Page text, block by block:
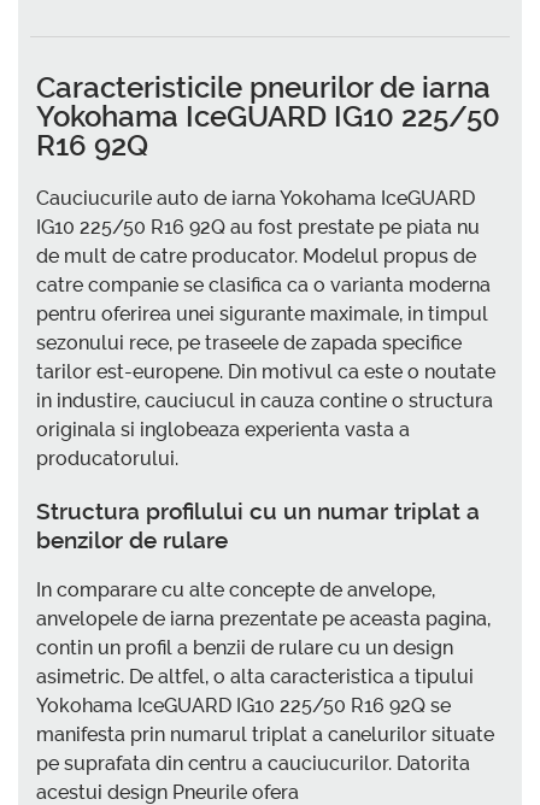
Caracteristicile pneurilor de iarna
Yokohama IceGUARD IG10 225/50
R16 92Q
Cauciucurile auto de iarna Yokohama IceGUARD
IG10 225/50 R16 92Q au fost prestate pe piata nu
de mult de catre producator. Modelul propus de
catre companie se clasifica ca o varianta moderna
pentru oferirea unei sigurante maximale, in timpul
sezonului rece, pe traseele de zapada specifice
tarilor est-europene. Din motivul ca este o noutate
in industire, cauciucul in cauza contine o structura
originala si inglobeaza experienta vasta a
producatorului.
Structura profilului cu un numar triplat a
benzilor de rulare
In comparare cu alte concepte de anvelope,
anvelopele de iarna prezentate pe aceasta pagina,
contin un profil a benzii de rulare cu un design
asimetric. De altfel, o alta caracteristica a tipului
Yokohama IceGUARD IG10 225/50 R16 92Q se
manifesta prin numarul triplat a canelurilor situate
pe suprafata din centru a cauciucurilor. Datorita
acestui design Pneurile ofera